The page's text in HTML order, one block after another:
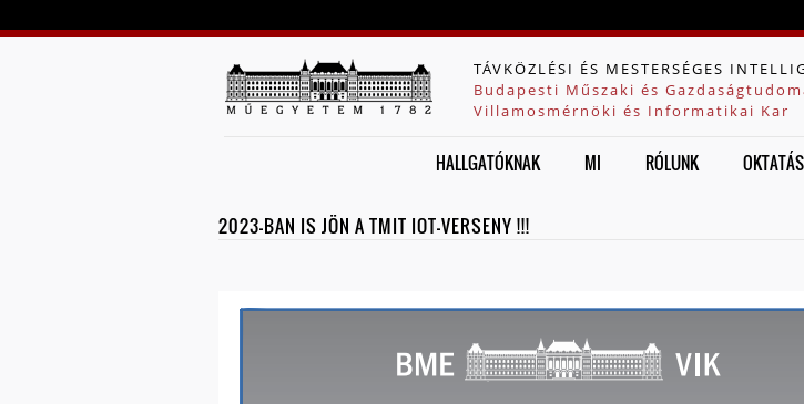
TÁVKÖZLÉSI ÉS MESTERSÉGES
Budapesti Műszaki és
Villamosmérnöki és Informatikai Kar
HALLGATÓKNAK MI RÓLUNK OKTATÁS
2023-BAN IS JÖN A TMIT IOT-VERSENY !!!